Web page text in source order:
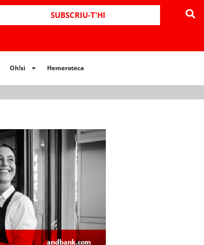
SUBSCRIU-T'HI
Oh!si Hemeroteca
Hemeroteca